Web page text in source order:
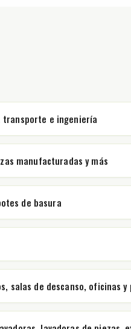
transporte e ingeniería
manufacturadas y más
de basura
salas de descanso, oficinas